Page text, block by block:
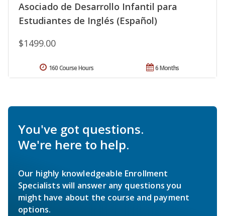
Asociado de Desarrollo Infantil para
Estudiantes de Inglés (Español)
$1499.00
6 Months
160 Course Hours
You've got questions.
We're here to help.
Our highly knowledgeable Enrollment
Specialists will answer any questions you
might have about the course and payment
options.